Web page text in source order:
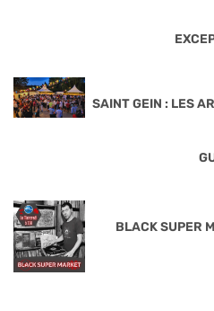
SAINT GEIN : LES
BLACK SUPER